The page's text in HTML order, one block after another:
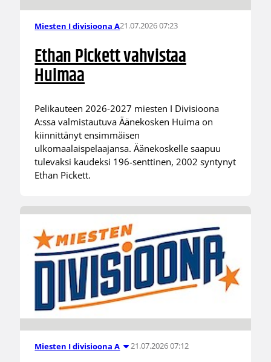
Miesten I divisioona A21.07.2026 07:23
Ethan Pickett vahvistaa
Huimaa
Pelikauteen 2026-2027 miesten I Divisioona
A:ssa valmistautuva Äänekosken Huima on
kiinnittänyt ensimmäisen
ulkomaalaispelaajansa. Äänekoskelle saapuu
tulevaksi kaudeksi 196-senttinen, 2002 syntynyt
Ethan Pickett.
Miesten I divisioona A 21.07.2026 07:12